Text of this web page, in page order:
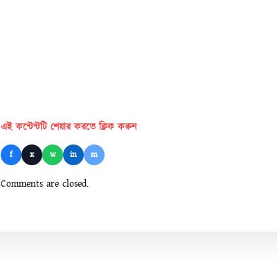
এই কন্টেন্টটি শেয়ার করতে ক্লিক করুন
f x w in m
Comments are closed.